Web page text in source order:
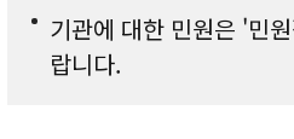
기관에 대한 민원은 '민
랍니다.